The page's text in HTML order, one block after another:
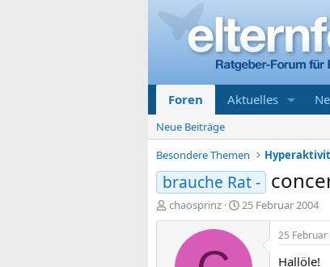
Foren Aktuelles
Neue Beiträge
Besondere Themen
brauche Rat -
E
r
chaosprinz
E
r
t
25 Februar 2004
25
Hallöle!